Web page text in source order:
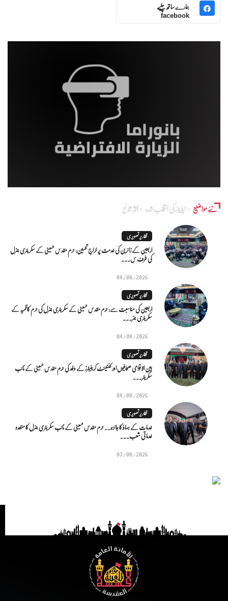
ہمارے ساتھ چلیے
facebook
نئے مواضیع ایڈٰیٹرز کی انتخاب شدہ اکثر شائع
تقاریر تصویری
اربعین کے زائرین کی خدمت پر خراجِ تحسین: حرم مقدس حسینی کے سکریٹری جنرل
کی طرف س...
04/08/2026
تقاریر تصویری
اربعین کی مناسبت سے: حرم مقدس حسینی کے سکریٹری جنرل کی حرم کاظمیہ کے
سکریٹری جنر...
04/08/2026
تقاریر تصویری
بین الاقوامی صحافیوں اور کنٹینٹ کریئیٹرز کے وفد کی حرم مقدس حسینی کے نائب
سکریٹر...
04/08/2026
تقاریر تصویری
خدمات کے بہاؤ کا جائزہ.. حرم مقدس حسینی کے نائب سکریٹری جنرل کا متعدد
خدماتی شعب...
03/08/2026